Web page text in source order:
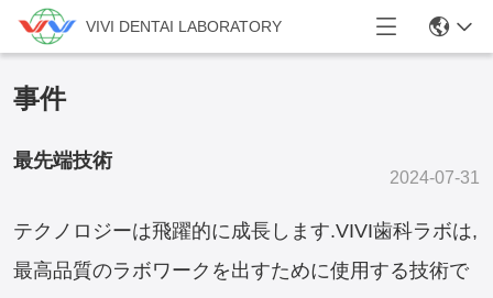
VIVI DENTAI LABORATORY
事件
最先端技術
2024-07-31
テクノロジーは飛躍的に成長します.VIVI歯科ラボは,
最高品質のラボワークを出すために使用する技術で